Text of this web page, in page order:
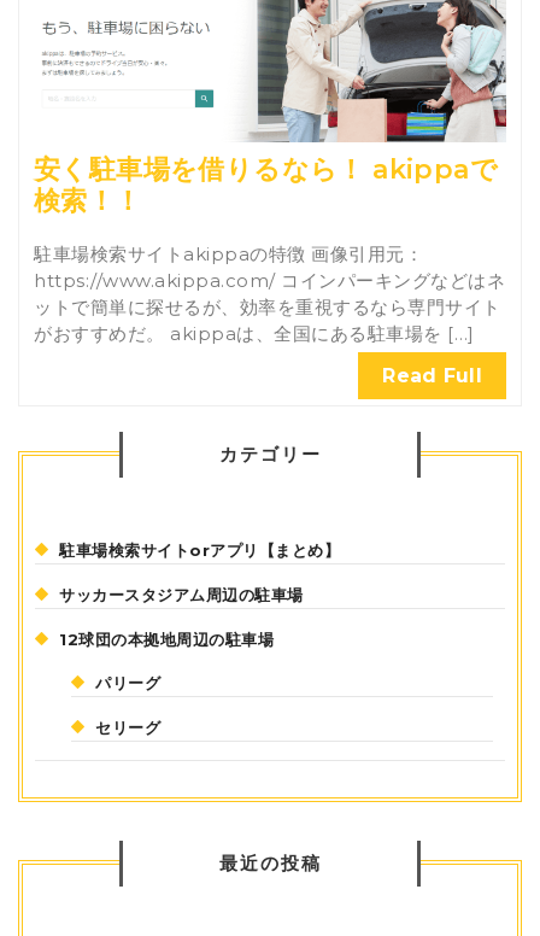
安く駐車場を借りるなら！ akippaで
検索！！
駐車場検索サイトakippaの特徴 画像引用元：
https://www.akippa.com/ コインパーキングなどはネ
ットで簡単に探せるが、効率を重視するなら専門サイト
がおすすめだ。 akippaは、全国にある駐車場を […]
Read Full
カテゴリー
駐車場検索サイトorアプリ【まとめ】
サッカースタジアム周辺の駐車場
12球団の本拠地周辺の駐車場
パリーグ
セリーグ
最近の投稿